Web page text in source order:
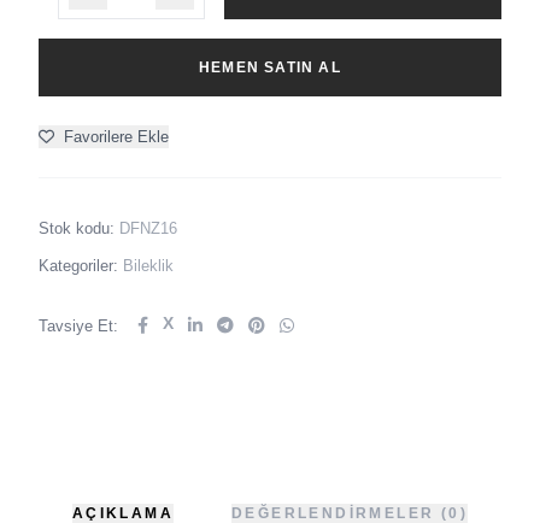
HEMEN SATIN AL
Favorilere Ekle
Stok kodu: DFNZ16
Kategoriler: Bileklik
Tavsiye Et: X
AÇIKLAMA DEĞERLENDIRMELER (0)